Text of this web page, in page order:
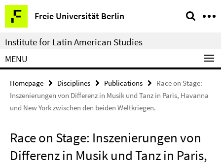
Springe
direkt
zu
Inhalt
Freie Universität Berlin
Service
Navigation
Institute for Latin American Studies
MENU
Homepage Disciplines Publications
Race on Stage:
Inszenierungen von Differenz in Musik und Tanz in Paris, Havanna
und New York zwischen den beiden Weltkriegen.
Race on Stage: Inszenierungen von
Differenz in Musik und Tanz in Paris,